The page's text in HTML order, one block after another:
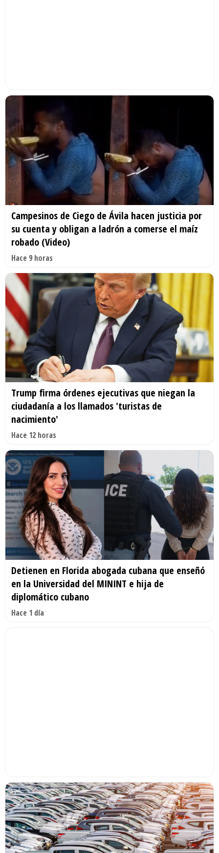
Campesinos de Ciego de Ávila hacen justicia por
su cuenta y obligan a ladrón a comerse el maíz
robado (Video)
Hace 9 horas
Trump firma órdenes ejecutivas que niegan la
ciudadanía a los llamados 'turistas de
nacimiento'
Hace 12 horas
Detienen en Florida abogada cubana que enseñó
en la Universidad del MININT e hija de
diplomático cubano
Hace 1 día